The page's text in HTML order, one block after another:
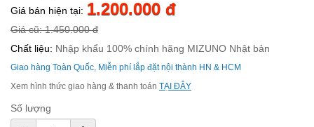
Giá bán hiện tại: 1.200.000 đ
Giá cũ: 1.450.000 đ
Chất liệu: Nhập khẩu 100% chính hãng MIZUNO Nhật bản
Giao hàng Toàn Quốc, Miễn phí lắp đặt nội thành HN & HCM
Xem hình thức giao hàng & thanh toán TẠI ĐÂY
Số lượng